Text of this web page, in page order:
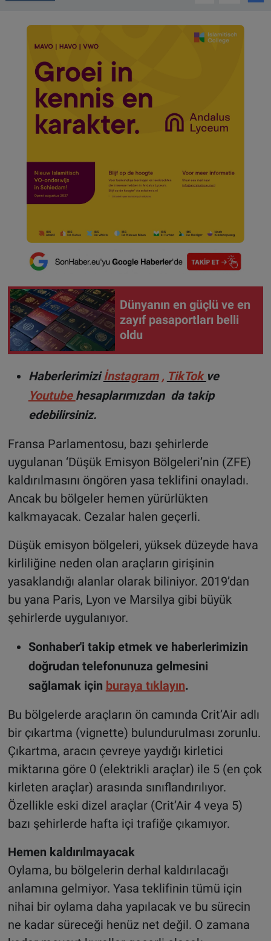
Dünyanın en güçlü ve en
zayıf pasaportları belli
oldu
Haberlerimizi İnstagram , TikTok ve
Youtube hesaplarımızdan da takip
edebilirsiniz.
Fransa Parlamentosu, bazı şehirlerde
uygulanan ‘Düşük Emisyon Bölgeleri’nin (ZFE)
kaldırılmasını öngören yasa teklifini onayladı.
Ancak bu bölgeler hemen yürürlükten
kalkmayacak. Cezalar halen geçerli.
Düşük emisyon bölgeleri, yüksek düzeyde hava
kirliliğine neden olan araçların girişinin
yasaklandığı alanlar olarak biliniyor. 2019’dan
bu yana Paris, Lyon ve Marsilya gibi büyük
şehirlerde uygulanıyor.
Sonhaber'i takip etmek ve haberlerimizin
doğrudan telefonunuza gelmesini
sağlamak için buraya tıklayın.
Bu bölgelerde araçların ön camında Crit’Air adlı
bir çıkartma (vignette) bulundurulması zorunlu.
Çıkartma, aracın çevreye yaydığı kirletici
miktarına göre 0 (elektrikli araçlar) ile 5 (en çok
kirleten araçlar) arasında sınıflandırılıyor.
Özellikle eski dizel araçlar (Crit’Air 4 veya 5)
bazı şehirlerde hafta içi trafiğe çıkamıyor.
Hemen kaldırılmayacak
Oylama, bu bölgelerin derhal kaldırılacağı
anlamına gelmiyor. Yasa teklifinin tümü için
nihai bir oylama daha yapılacak ve bu sürecin
ne kadar süreceği henüz net değil. O zamana